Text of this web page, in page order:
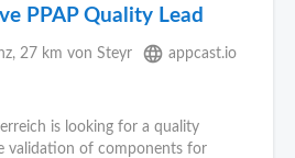
PPAP Quality Lead
, 27 km von Steyr language appcast.io
is looking for a quality
validation of components for